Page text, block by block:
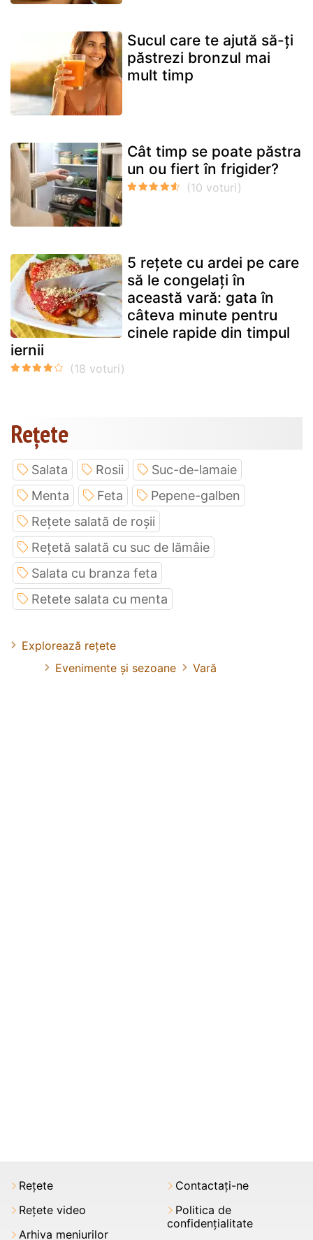
Sucul care te ajută să-ți
păstrezi bronzul mai
mult timp
Cât timp se poate păstra
un ou fiert în frigider?
5 rețete cu ardei pe care
să le congelați în
această vară: gata în
câteva minute pentru
cinele rapide din timpul
iernii
Rețete
Salata Rosii
Suc-de-lamaie
Menta
Feta
Pepene-galben
Rețete salată de roșii
Rețetă salată cu suc de lămâie
Salata cu branza feta
Retete salata cu menta
Explorează rețete
Evenimente și sezoane
Vară
Rețete
Rețete video
Arhiva meniurilor
Contactați-ne
Politica de
confidențialitate